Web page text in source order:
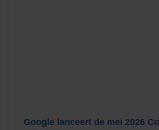
Google lanceert de mei 2026